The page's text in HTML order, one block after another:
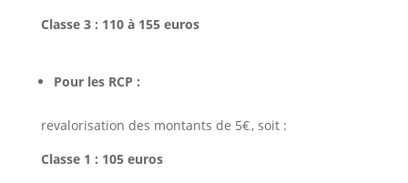
Classe 3 : 110 à 155 euros
Pour les RCP :
revalorisation des montants de 5€ , soit :
Classe 1 : 105 euros